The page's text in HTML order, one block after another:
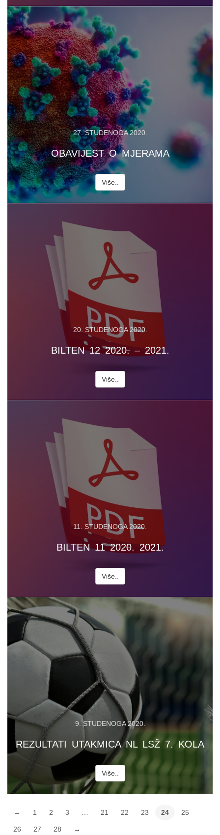
27. STUDENOGA 2020.
OBAVIJEST O MJERAMA
Više..
20. STUDENOGA 2020.
BILTEN 12 2020. – 2021.
Više..
11. STUDENOGA 2020.
BILTEN 11 2020. 2021.
Više..
9. STUDENOGA 2020.
REZULTATI UTAKMICA NL LSŽ 7. KOLA
Više..
← 1 2 3 … 21 22 23 24 25
26 27 28 →